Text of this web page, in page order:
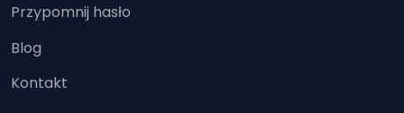
Przypomnij hasło
Blog
Kontakt